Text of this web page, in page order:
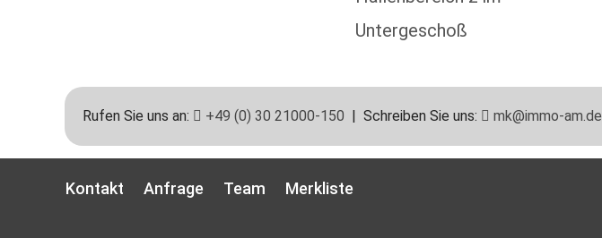
Untergeschoß
Kontakt Anfrage Team Merkliste
Rufen Sie uns an: +49 (0) 30 21000-150 | Schreiben Sie uns: mk@immo-am.de